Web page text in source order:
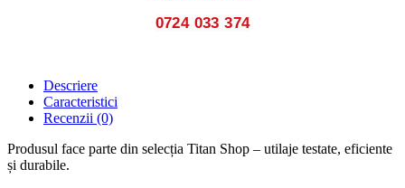
0724 033 374
Descriere
Caracteristici
Recenzii (0)
Produsul face parte din selecția Titan Shop – utilaje testate, eficiente
și durabile.